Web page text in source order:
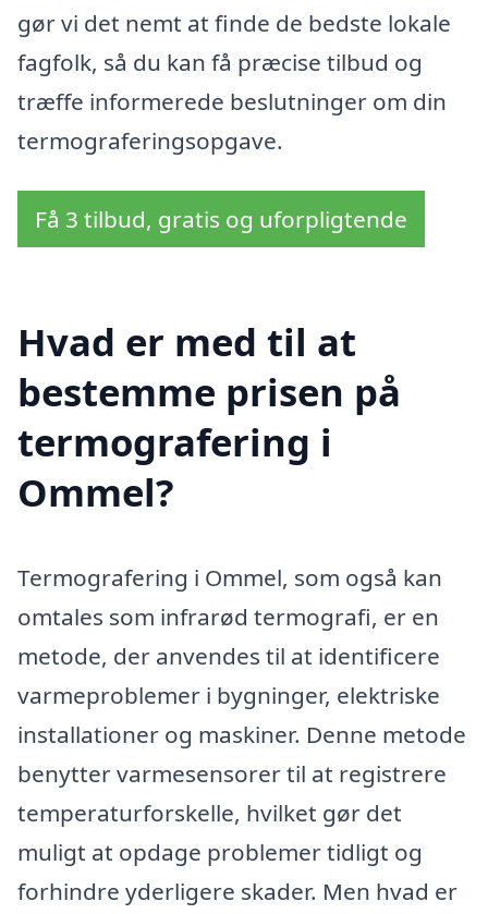
gør vi det nemt at finde de bedste lokale
fagfolk, så du kan få præcise tilbud og
træffe informerede beslutninger om din
termograferingsopgave.
Få 3 tilbud, gratis og uforpligtende
Hvad er med til at
bestemme prisen på
termografering i
Ommel?
Termografering i Ommel, som også kan
omtales som infrarød termografi, er en
metode, der anvendes til at identificere
varmeproblemer i bygninger, elektriske
installationer og maskiner. Denne metode
benytter varmesensorer til at registrere
temperaturforskelle, hvilket gør det
muligt at opdage problemer tidligt og
forhindre yderligere skader. Men hvad er